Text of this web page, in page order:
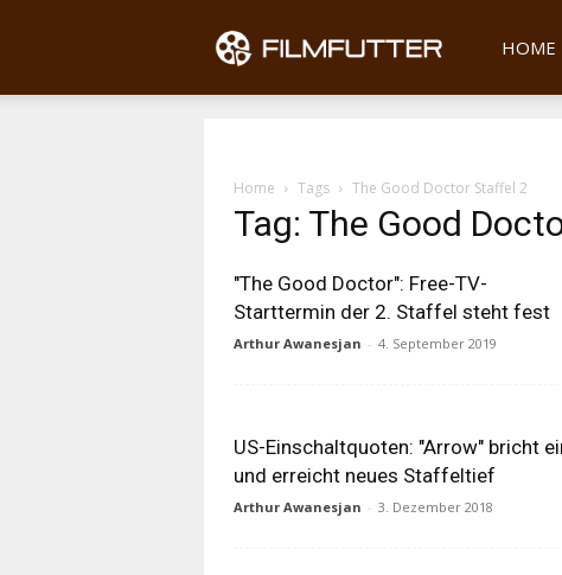
Filmfutter
HOME
Home Tags The Good Doctor Staffel 2
Tag: The Good
"The Good Doctor": Free-TV-
Starttermin der 2. Staffel steht fest
Arthur Awanesjan - 4. September 2019
US-Einschaltquoten: "Arrow" bricht
und erreicht neues Staffeltief
Arthur Awanesjan - 3. Dezember 2018